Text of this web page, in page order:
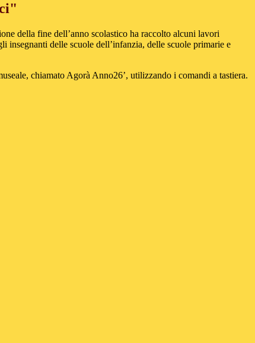
della fine dell’anno scolastico ha raccolto alcuni lavori
insegnanti delle scuole dell’infanzia, delle scuole primarie e
chiamato Agorà Anno26’, utilizzando i comandi a tastiera.